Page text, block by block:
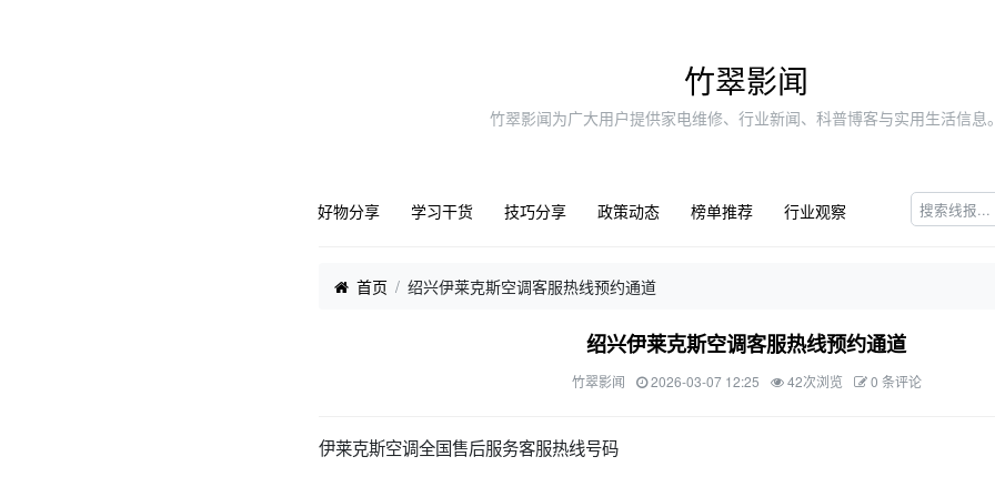
竹翠影闻
竹翠影闻为广大用户提供家电维修、行业新闻、科普博客与实用生活信息
好物分享 学习干货 技巧分享 政策动态 榜单推荐 行业观察
首页 绍兴伊莱克斯空调客服热线预约通道
绍兴伊莱克斯空调客服热线预约通道
竹翠影闻 2026-03-07 12:25 42次浏览 0 条评论
伊莱克斯空调全国售后服务客服热线号码